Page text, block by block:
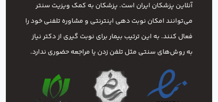
آنلاین پزشکان ایران است. پزشکان به کمک ویزیت سنتر
می‌توانند امکان نوبت دهی اینترنتی و مشاوره تلفنی خود را
فعال کنند. به این ترتیب بیمار برای نوبت گیری از دکتر نیاز
به روش‌های سنتی مثل تلفن زدن یا مراجعه حضوری ندارد.